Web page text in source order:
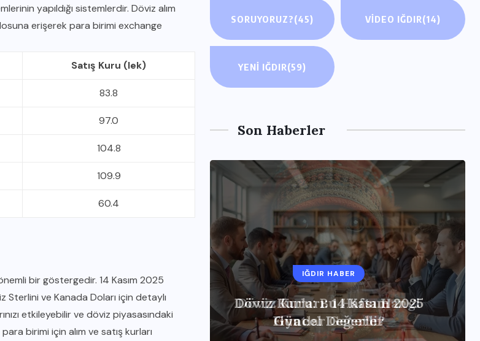
yapıldığı sistemlerdir. Döviz alım
erişerek para birimi exchange
Satış Kuru (lek)
83.8
97.0
104.8
109.9
60.4
bir göstergedir. 14 Kasım 2025
Sterlini ve Kanada Doları için detaylı
etkileyebilir ve döviz piyasasındaki
birimi için alım ve satış kurları
SORUYORUZ?(45) VIDEO IĞDIR(14)
YENI IĞDIR(59)
Son Haberler
Kuru: Bu Hafta Hangi
Fiyatlar Geçerli?
IĞDIR HABER
Döviz Kurları: 14 Kasım 2025
Güncel Değerler